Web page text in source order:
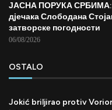
ЈАСНА ПОРУКА СРБИМА:
дјечака Слободана
затворске погодности
06/08/2026
OSTALO
Jokić briljirao protiv